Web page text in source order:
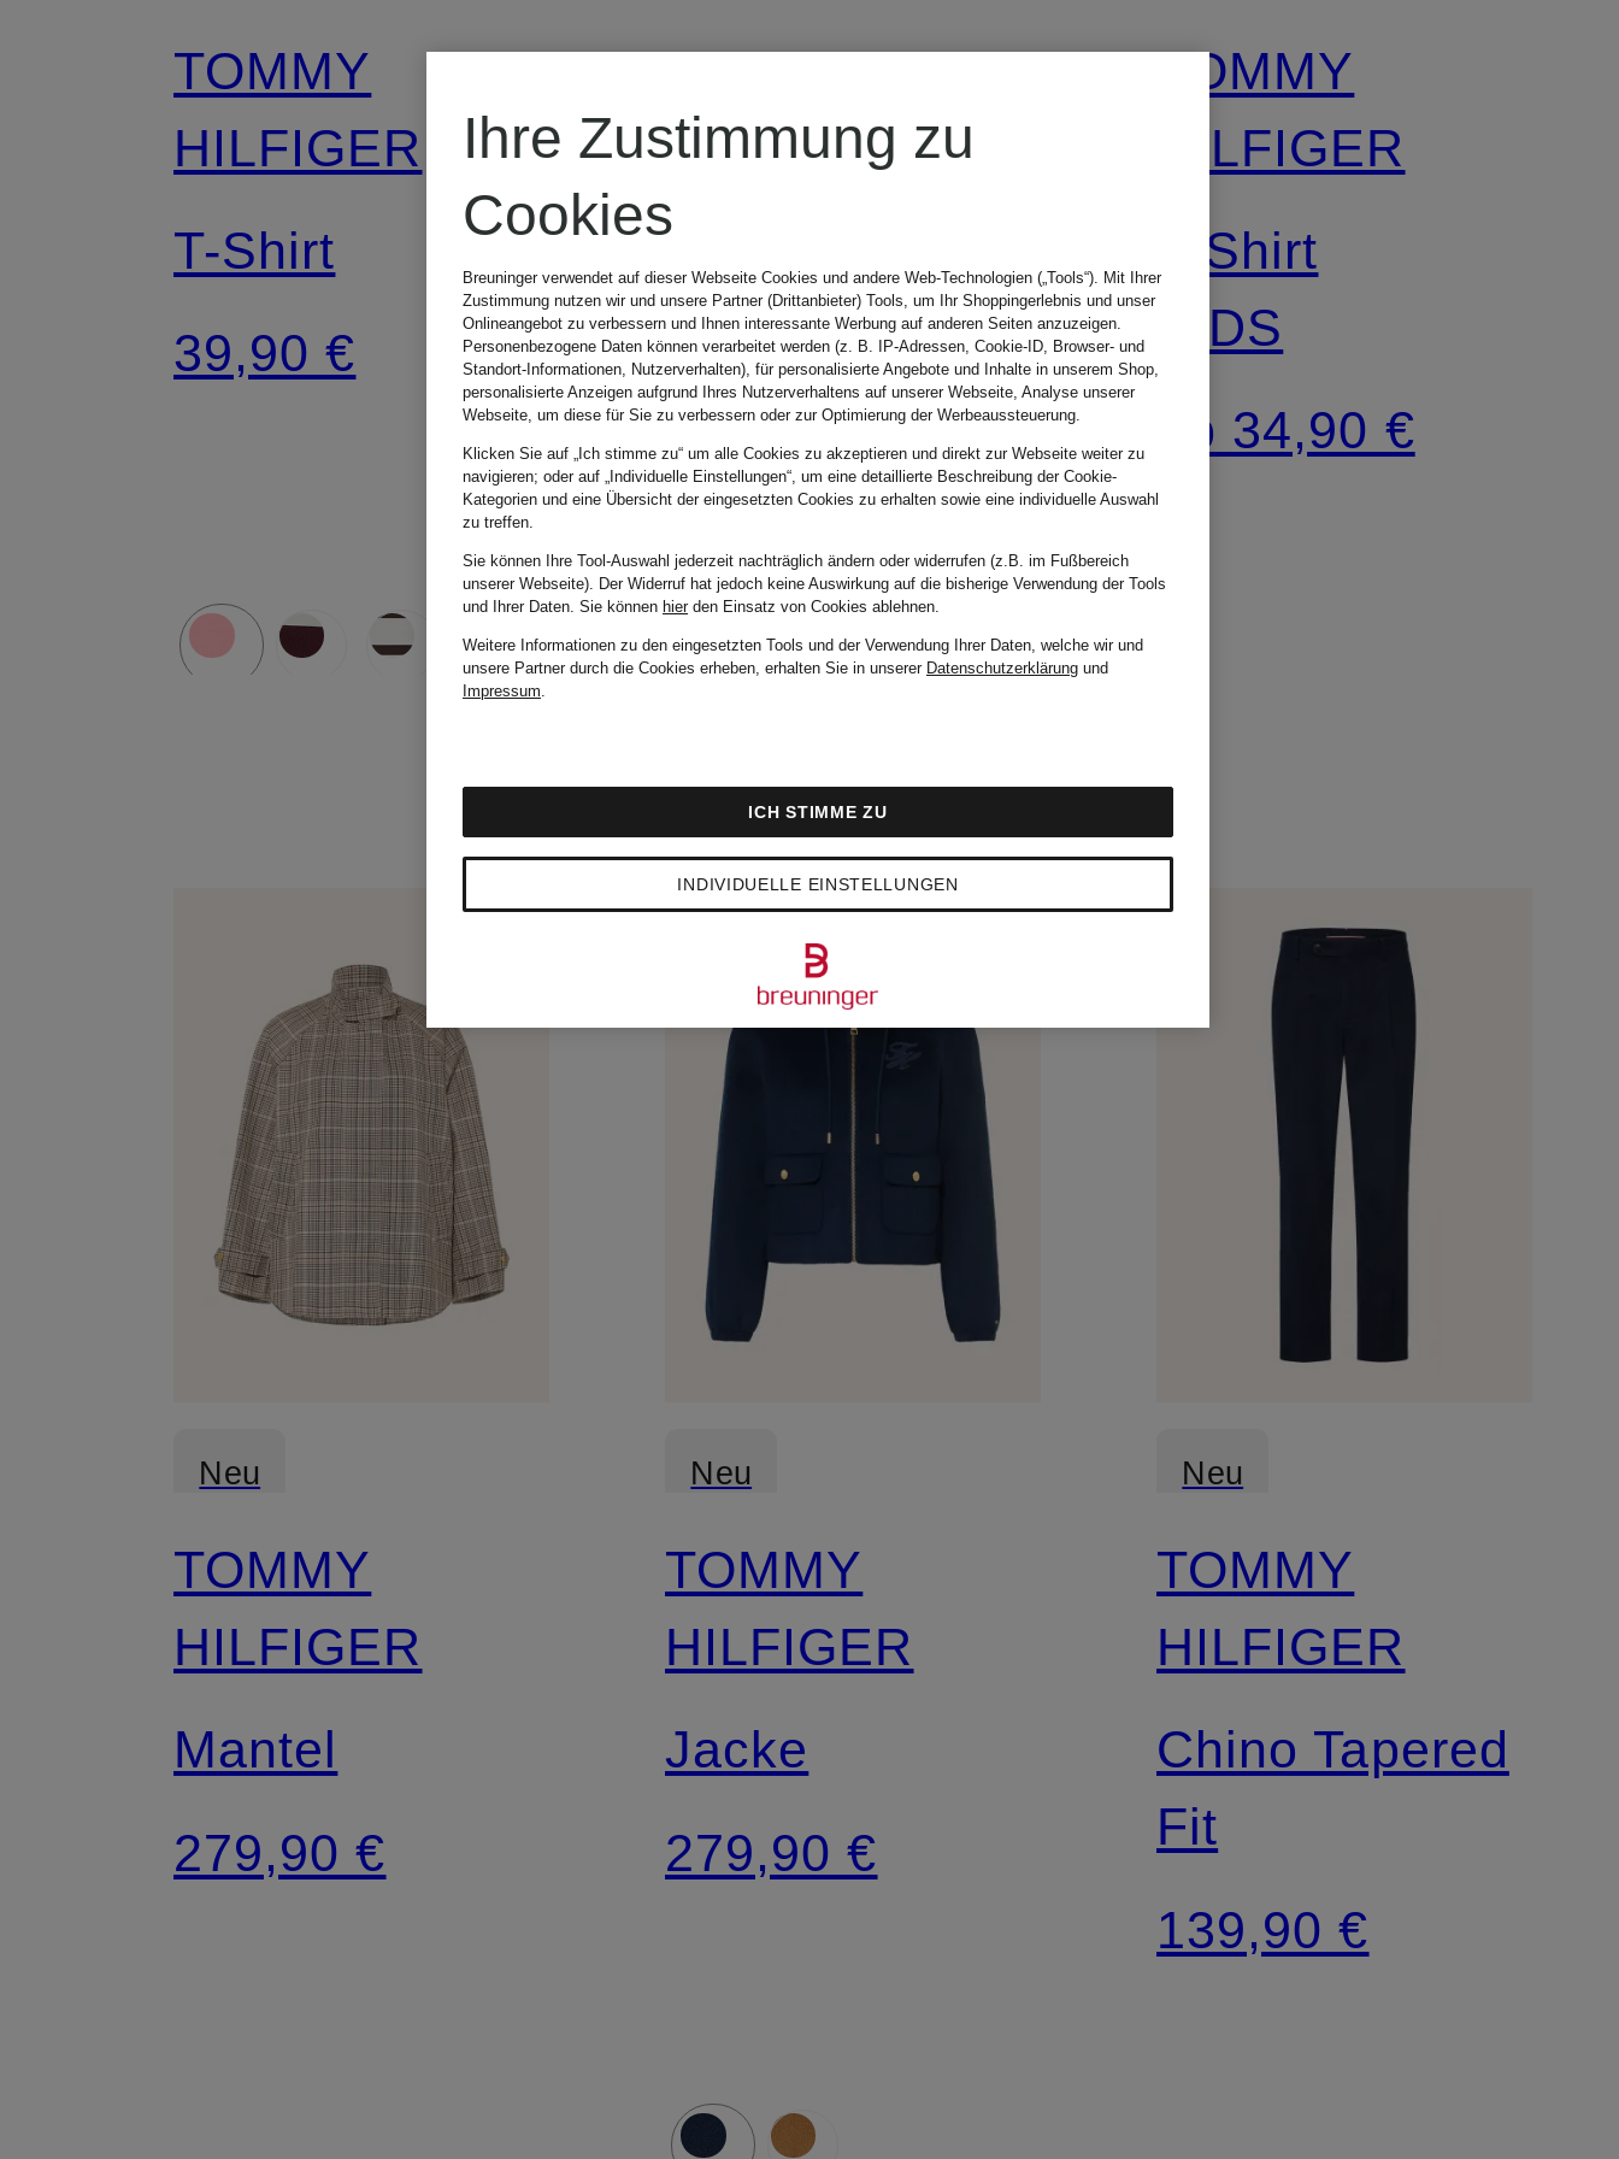
TOMMY
HILFIGER
T-Shirt
39,90 €
TOMMY
HILFIGER
Kleid im
Materialmix
159,90 €
TOMMY
HILFIGER
T-Shirt
KIDS
ab 34,90 €
Neu
TOMMY
HILFIGER
Mantel
279,90 €
Neu
TOMMY
HILFIGER
Jacke
279,90 €
Neu
TOMMY
HILFIGER
Chino Tapered
Fit
139,90 €
Ihre Zustimmung zu
Cookies
Breuninger verwendet auf dieser Webseite Cookies und andere Web-Technologien („Tools“). Mit Ihrer
Zustimmung nutzen wir und unsere Partner (Drittanbieter) Tools, um Ihr Shoppingerlebnis und unser
Onlineangebot zu verbessern und Ihnen interessante Werbung auf anderen Seiten anzuzeigen.
Personenbezogene Daten können verarbeitet werden (z. B. IP-Adressen, Cookie-ID, Browser- und
Standort-Informationen, Nutzerverhalten), für personalisierte Angebote und Inhalte in unserem Shop,
personalisierte Anzeigen aufgrund Ihres Nutzerverhaltens auf unserer Webseite, Analyse unserer
Webseite, um diese für Sie zu verbessern oder zur Optimierung der Werbeaussteuerung.
Klicken Sie auf „Ich stimme zu“ um alle Cookies zu akzeptieren und direkt zur Webseite weiter zu
navigieren; oder auf „Individuelle Einstellungen“, um eine detaillierte Beschreibung der Cookie-
Kategorien und eine Übersicht der eingesetzten Cookies zu erhalten sowie eine individuelle Auswahl
zu treffen.
Sie können Ihre Tool-Auswahl jederzeit nachträglich ändern oder widerrufen (z.B. im Fußbereich
unserer Webseite). Der Widerruf hat jedoch keine Auswirkung auf die bisherige Verwendung der Tools
und Ihrer Daten. Sie können hierden Einsatz von Cookies ablehnen.
Weitere Informationen zu den eingesetzten Tools und der Verwendung Ihrer Daten, welche wir und
unsere Partner durch die Cookies erheben, erhalten Sie in unserer Datenschutzerklärung und
Impressum.
INDIVIDUELLE EINSTELLUNGEN
ICH STIMME ZU